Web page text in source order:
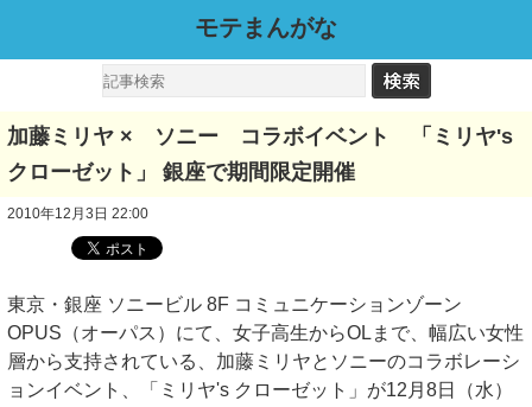
モテまんがな
加藤ミリヤ × ソニー コラボイベント 「ミリヤ's
クローゼット」 銀座で期間限定開催
2010年12月3日 22:00
東京・銀座 ソニービル 8F コミュニケーションゾーン
OPUS（オーパス）にて、女子高生からOLまで、幅広い女性
層から支持されている、加藤ミリヤとソニーのコラボレーシ
ョンイベント、「ミリヤ's クローゼット」が12月8日（水）